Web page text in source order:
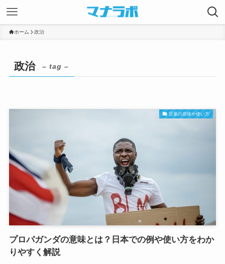
ホーム 政治
政治 – tag –
言葉の意味や使い方
プロパガンダの意味とは？日本での例や使い方をわか
りやすく解説